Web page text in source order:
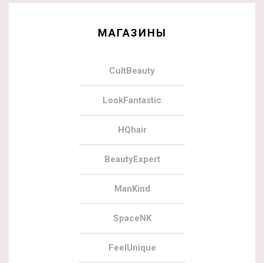
МАГАЗИНЫ
CultBeauty
LookFantastic
HQhair
BeautyExpert
ManKind
SpaceNK
FeelUnique